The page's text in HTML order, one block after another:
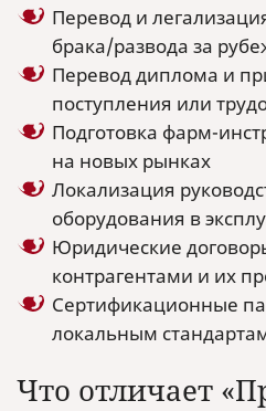
Перевод и
брака/развода за
Перевод диплома и
поступления или
Подготовка фарм-
на новых рынках
Локализация
оборудования в
Юридические
контрагентами и их
Сертификационные
локальным
Что отличает